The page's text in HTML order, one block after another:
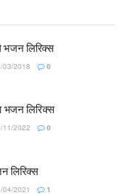
भजन लिरिक्स
03/2018 0
भजन लिरिक्स
11/2022 0
लिरिक्स
04/2021 1